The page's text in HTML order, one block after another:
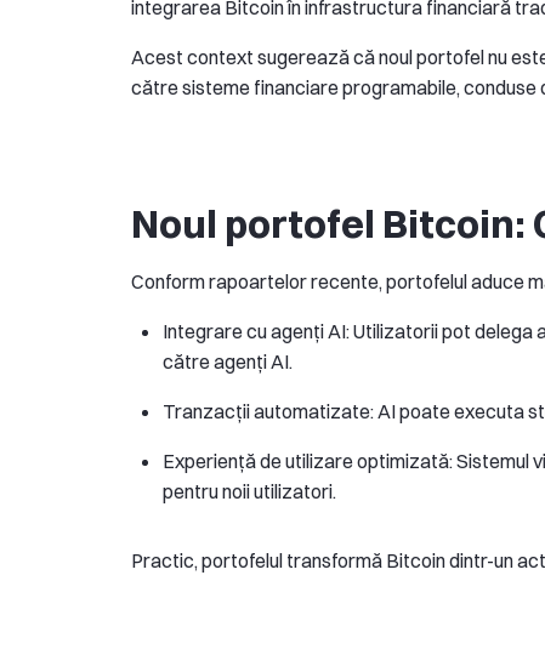
integrarea Bitcoin în infrastructura financiară
Acest context sugerează că noul portofel nu
către sisteme financiare programabile, conduse
Noul portofel
Conform rapoartelor recente, portofelul aduce
Integrare cu agenți AI: Utilizatorii pot delega
către agenți AI.
Tranzacții automatizate: AI poate executa
Experiență de utilizare optimizată: Sistemul
pentru noii utilizatori.
Practic, portofelul transformă Bitcoin dintr-un